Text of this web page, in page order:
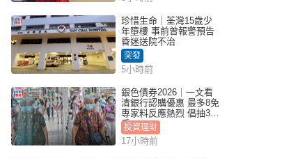
珍惜生命｜荃灣15歲少
年墮樓 事前曾報警預告
昏迷送院不治
突發
5小時前
銀色債券2026｜一文看
清銀行認購優惠 最多8免
專家料反應熱烈 倡抽30
手
投資理財
17小時前